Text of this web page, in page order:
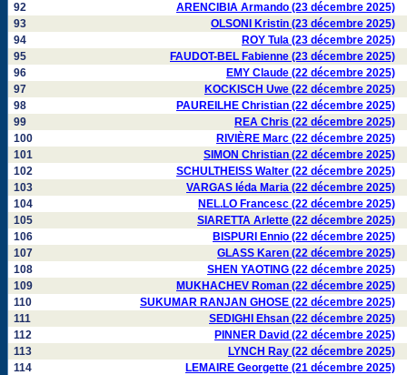
92
ARENCIBIA Armando (23 décembre 2025)
93
OLSONI Kristin (23 décembre 2025)
94
ROY Tula (23 décembre 2025)
95
FAUDOT-BEL Fabienne (23 décembre 2025)
96
EMY Claude (22 décembre 2025)
97
KOCKISCH Uwe (22 décembre 2025)
98
PAUREILHE Christian (22 décembre 2025)
99
REA Chris (22 décembre 2025)
100
RIVIÈRE Marc (22 décembre 2025)
101
SIMON Christian (22 décembre 2025)
102
SCHULTHEISS Walter (22 décembre 2025)
103
VARGAS Iéda Maria (22 décembre 2025)
104
NEL.LO Francesc (22 décembre 2025)
105
SIARETTA Arlette (22 décembre 2025)
106
BISPURI Ennio (22 décembre 2025)
107
GLASS Karen (22 décembre 2025)
108
SHEN YAOTING (22 décembre 2025)
109
MUKHACHEV Roman (22 décembre 2025)
110
SUKUMAR RANJAN GHOSE (22 décembre 2025)
111
SEDIGHI Ehsan (22 décembre 2025)
112
PINNER David (22 décembre 2025)
113
LYNCH Ray (22 décembre 2025)
114
LEMAIRE Georgette (21 décembre 2025)